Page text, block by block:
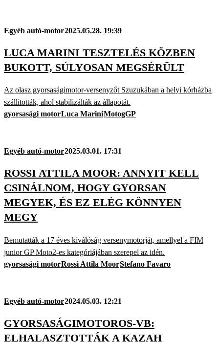
Egyéb autó-motor2025.05.28. 19:39
LUCA MARINI TESZTELÉS KÖZBEN
BUKOTT, SÚLYOSAN MEGSÉRÜLT
Az olasz gyorsaságimotor-versenyzőt Szuzukában a helyi kórházba
szállították, ahol stabilizálták az állapotát.
gyorsasági motorLuca MariniMotogGP
Egyéb autó-motor2025.03.01. 17:31
ROSSI ATTILA MOOR: ANNYIT KELL
CSINÁLNOM, HOGY GYORSAN
MEGYEK, ÉS EZ ELÉG KÖNNYEN
MEGY
Bemutatták a 17 éves kiválóság versenymotorját, amellyel a FIM
junior GP Moto2-es kategóriájában szerepel az idén.
gyorsasági motorRossi Attila MoorStefano Favaro
Egyéb autó-motor2024.05.03. 12:21
GYORSASÁGIMOTOROS-VB:
ELHALASZTOTTÁK A KAZAH